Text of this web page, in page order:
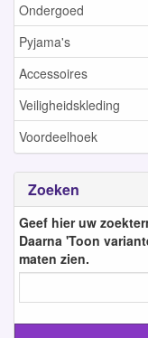
Ondergoed
Pyjama's
Accessoires
Veiligheidskleding
Voordeelhoek
Zoeken
Geef hier uw
Daarna 'Toon
maten zien.